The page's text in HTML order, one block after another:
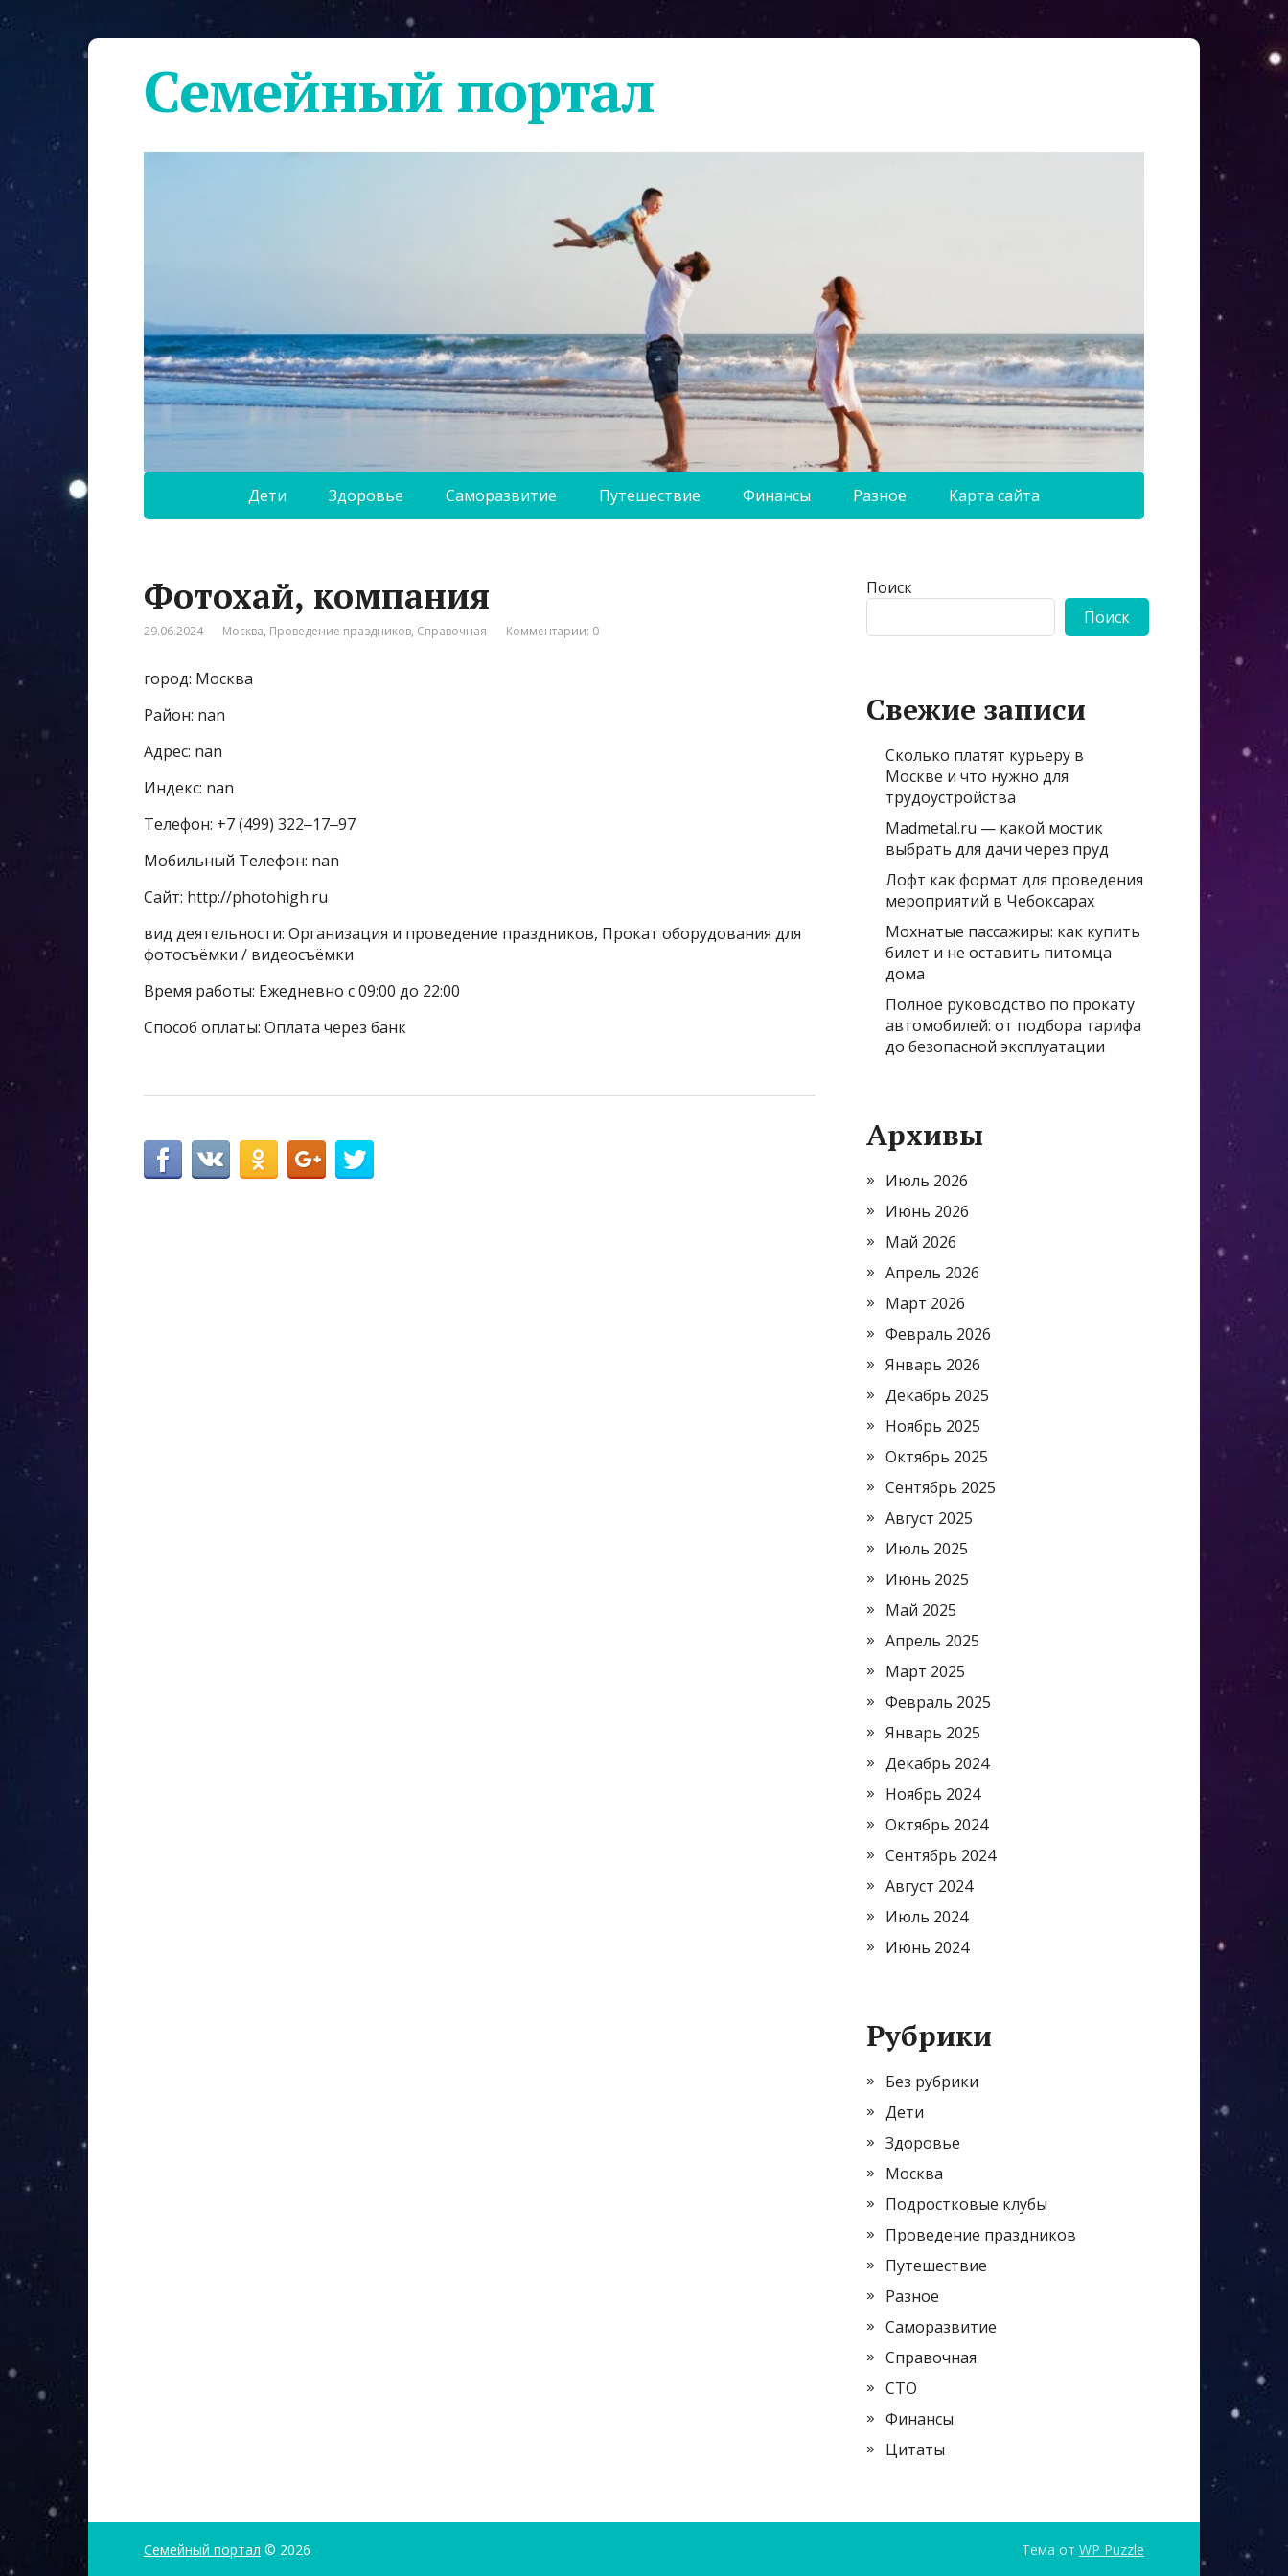
Семейный портал
Дети Здоровье Саморазвитие Путешествие Финансы Разное Карта сайта
Фотохай, компания
29.06.2024 Москва, Проведение праздников, Справочная Комментарии: 0
город: Москва
Район: nan
Адрес: nan
Индекс: nan
Телефон: +7 (499) 322‒17‒97
Мобильный Телефон: nan
Сайт: http://photohigh.ru
вид деятельности: Организация и проведение праздников, Прокат оборудования для
фотосъёмки / видеосъёмки
Время работы: Ежедневно с 09:00 до 22:00
Способ оплаты: Оплата через банк
Поиск
Поиск
Свежие записи
Сколько платят курьеру в
Москве и что нужно для
трудоустройства
Madmetal.ru — какой мостик
выбрать для дачи через пруд
Лофт как формат для проведения
мероприятий в Чебоксарах
Мохнатые пассажиры: как купить
билет и не оставить питомца
дома
Полное руководство по прокату
автомобилей: от подбора тарифа
до безопасной эксплуатации
Архивы
Июль 2026
Июнь 2026
Май 2026
Апрель 2026
Март 2026
Февраль 2026
Январь 2026
Декабрь 2025
Ноябрь 2025
Октябрь 2025
Сентябрь 2025
Август 2025
Июль 2025
Июнь 2025
Май 2025
Апрель 2025
Март 2025
Февраль 2025
Январь 2025
Декабрь 2024
Ноябрь 2024
Октябрь 2024
Сентябрь 2024
Август 2024
Июль 2024
Июнь 2024
Рубрики
Без рубрики
Дети
Здоровье
Москва
Подростковые клубы
Проведение праздников
Путешествие
Разное
Саморазвитие
Справочная
СТО
Финансы
Цитаты
Семейный портал © 2026 Тема от WP Puzzle